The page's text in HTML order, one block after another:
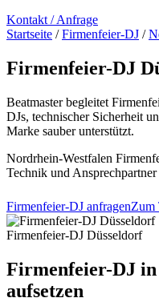
Kontakt / Anfrage
Startseite / Firmenfeier-DJ /
Firmenfeier-DJ
Beatmaster begleitet
DJs, technischer Sicherheit
Marke sauber unterstützt.
Nordrhein-Westfalen
Technik und
Firmenfeier-DJ anfragenZum
Firmenfeier-DJ Düsseldorf
Firmenfeier-DJ
aufsetzen